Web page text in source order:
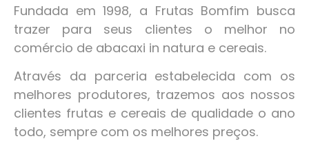
Fundada em 1998, a Frutas Bomfim busca
trazer para seus clientes o melhor no
comércio de abacaxi in natura e cereais.
Através da parceria estabelecida com os
melhores produtores, trazemos aos nossos
clientes frutas e cereais de qualidade o ano
todo, sempre com os melhores preços.